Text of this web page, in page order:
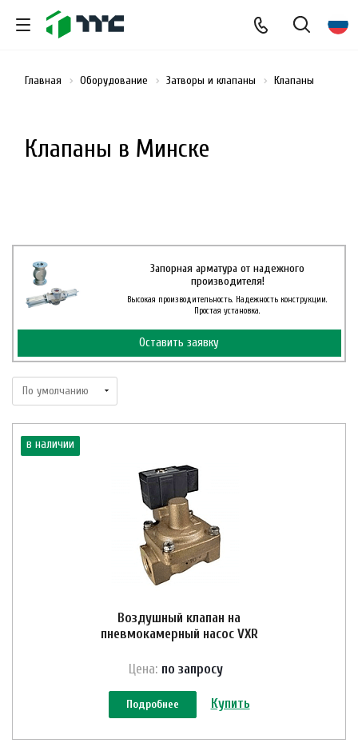
Клапаны в Минске
Главная Оборудование Затворы и клапаны Клапаны
Запорная арматура от надежного
производителя!
Высокая производительность. Надежность конструкции.
Простая установка.
Оставить заявку
в наличии
Воздушный клапан на
пневмокамерный насос VXR
Цена: по запросу
Подробнее Купить